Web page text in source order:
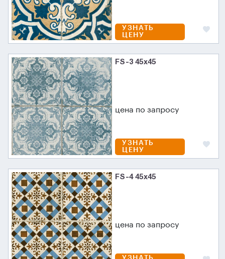
УЗНАТЬ
ЦЕНУ
FS-3 45х45
цена по запросу
УЗНАТЬ
ЦЕНУ
FS-4 45х45
цена по запросу